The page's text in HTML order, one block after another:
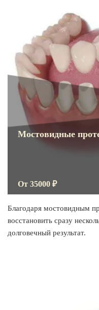
Мостовидные
От 35000 ₽
Благодаря мостовидным
восстановить сразу
долговечный результат.